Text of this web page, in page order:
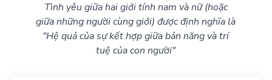
Tình yêu giữa hai giới tính nam và nữ (hoặc
giữa những người cùng giới) được định nghĩa là
"Hệ quả của sự kết hợp giữa bản năng và trí
tuệ của con người"